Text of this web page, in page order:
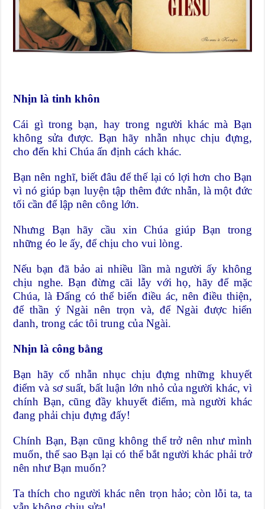
Nhịn là tinh khôn
Cái gì trong bạn, hay trong người khác mà Bạn
không sửa được. Bạn hãy nhẫn nhục chịu đựng,
cho đến khi Chúa ấn định cách khác.
Bạn nên nghĩ, biết đâu để thế lại có lợi hơn cho Bạn
vì nó giúp bạn luyện tập thêm đức nhẫn, là một đức
tối cần để lập nên công lớn.
Nhưng Bạn hãy cầu xin Chúa giúp Bạn trong
những éo le ấy, để chịu cho vui lòng.
Nếu bạn đã bảo ai nhiều lần mà người ấy không
chịu nghe. Bạn đừng cãi lẫy với họ, hãy để mặc
Chúa, là Đấng có thể biến điều ác, nên điều thiện,
để thần ý Ngài nên trọn và, để Ngài được hiển
danh, trong các tôi trung của Ngài.
Nhịn là công bằng
Bạn hãy cố nhẫn nhục chịu đựng những khuyết
điểm và sơ suất, bất luận lớn nhỏ của người khác, vì
chính Bạn, cũng đầy khuyết điểm, mà người khác
đang phải chịu đựng đấy!
Chính Bạn, Bạn cũng không thể trở nên như mình
muốn, thế sao Bạn lại có thể bắt người khác phải trở
nên như Bạn muốn?
Ta thích cho người khác nên trọn hảo; còn lỗi ta, ta